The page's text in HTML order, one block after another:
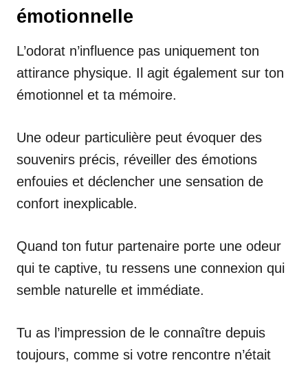
émotionnelle
L’odorat n’influence pas uniquement ton
attirance physique. Il agit également sur ton
émotionnel et ta mémoire.
Une odeur particulière peut évoquer des
souvenirs précis, réveiller des émotions
enfouies et déclencher une sensation de
confort inexplicable.
Quand ton futur partenaire porte une odeur
qui te captive, tu ressens une connexion qui
semble naturelle et immédiate.
Tu as l’impression de le connaître depuis
toujours, comme si votre rencontre n’était